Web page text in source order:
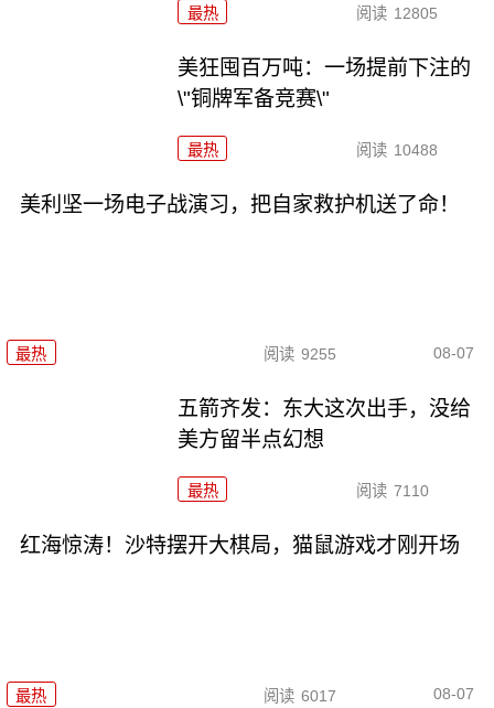
最热 阅读 12805
美狂囤百万吨：一场提前下注的
\"铜牌军备竞赛\"
最热 阅读 10488
美利坚一场电子战演习，把自家救护机送了命！
最热 阅读 9255 08-07
五箭齐发：东大这次出手，没给
美方留半点幻想
最热 阅读 7110
红海惊涛！沙特摆开大棋局，猫鼠游戏才刚开场
最热 阅读 6017 08-07